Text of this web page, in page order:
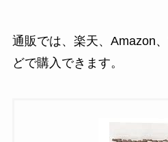
通販では、楽天、Amazon
どで購入できます。